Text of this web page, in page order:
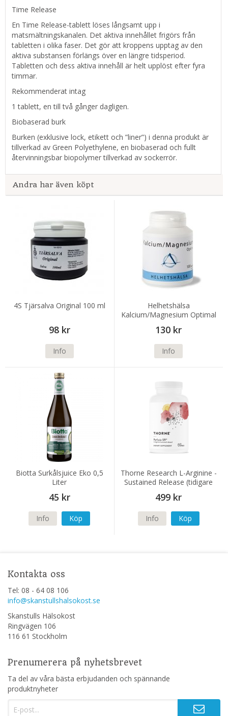
Time Release
En Time Release-tablett löses långsamt upp i
matsmältningskanalen. Det aktiva innehållet frigörs från
tabletten i olika faser. Det gör att kroppens upptag av den
aktiva substansen förlängs över en längre tidsperiod.
Tabletten och dess aktiva innehåll är helt upplöst efter fyra
timmar.
Rekommenderat intag
1 tablett, en till två gånger dagligen.
Biobaserad burk
Burken (exklusive lock, etikett och ”liner”) i denna produkt är
tillverkad av Green Polyethylene, en biobaserad och fullt
återvinningsbar biopolymer tillverkad av sockerrör.
Andra har även köpt
4S Tjärsalva Original 100 ml
98 kr
Info
Helhetshälsa
Kalcium/Magnesium Optimal
100 kapslar
130 kr
Info
Biotta Surkålsjuice Eko 0,5
Liter
45 kr
Info Köp
Thorne Research L-Arginine -
Sustained Release (tidigare
Perfusia-SR) 120 kapslar
499 kr
Info Köp
Kontakta oss
Tel: 08 - 64 08 106
info@skanstullshalsokost.se
Skanstulls Hälsokost
Ringvägen 106
116 61 Stockholm
Prenumerera på nyhetsbrevet
Ta del av våra bästa erbjudanden och spännande
produktnyheter